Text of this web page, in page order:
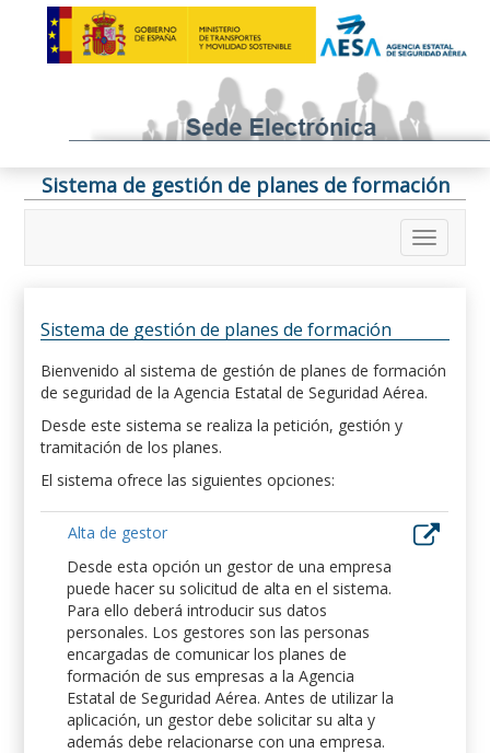
Sistema de gestión de planes de formación
Sistema de gestión de planes de formación
Bienvenido al sistema de gestión de planes de formación
de seguridad de la Agencia Estatal de Seguridad Aérea.
Desde este sistema se realiza la petición, gestión y
tramitación de los planes.
El sistema ofrece las siguientes opciones:
Alta de gestor
Desde esta opción un gestor de una empresa
puede hacer su solicitud de alta en el sistema.
Para ello deberá introducir sus datos
personales. Los gestores son las personas
encargadas de comunicar los planes de
formación de sus empresas a la Agencia
Estatal de Seguridad Aérea. Antes de utilizar la
aplicación, un gestor debe solicitar su alta y
además debe relacionarse con una empresa.